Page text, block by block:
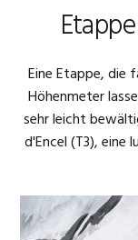
Eine Etappe, die
Höhenmeter
sehr leicht
d'Encel (T3),